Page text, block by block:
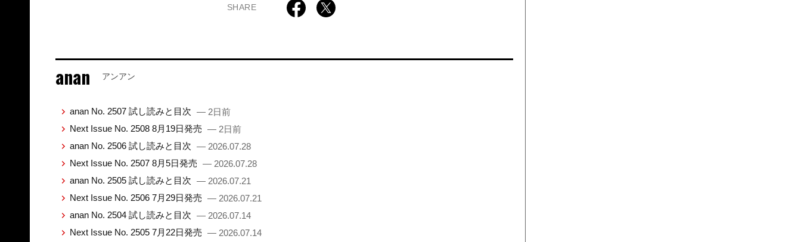
SHARE
anan アンアン
anan No. 2507 試し読みと目次 — 2日前
Next Issue No. 2508 8月19日発売 — 2日前
anan No. 2506 試し読みと目次 — 2026.07.28
Next Issue No. 2507 8月5日発売 — 2026.07.28
anan No. 2505 試し読みと目次 — 2026.07.21
Next Issue No. 2506 7月29日発売 — 2026.07.21
anan No. 2504 試し読みと目次 — 2026.07.14
Next Issue No. 2505 7月22日発売 — 2026.07.14